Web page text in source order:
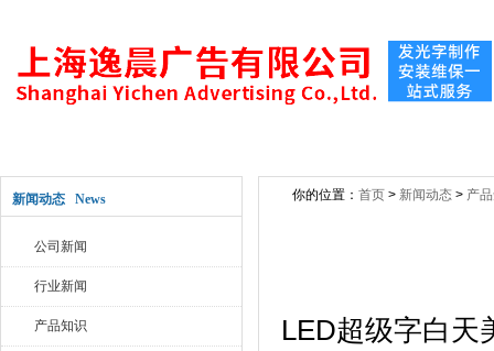
新闻动态 News
公司新闻
行业新闻
产品知识
你的位置： 首页 > 新闻动态 > 产
LED超级字白天